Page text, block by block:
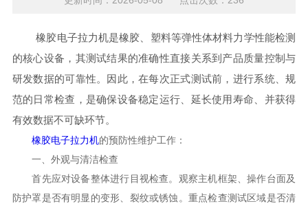
橡胶电子拉力机是橡胶、塑料等弹性体材料力学性能检测
的核心设备，其测试结果的准确性直接关系到产品质量控制与
研发数据的可靠性。因此，在每次正式测试前，进行系统、规
范的日常检查，是确保设备稳定运行、延长使用寿命、并获得
有效数据不可缺环节。
橡胶电子拉力机的预防性维护工作：
一、外观与清洁检查
首先应对设备整体进行目视检查。观察主机框架、操作台面及
防护罩是否有明显的变形、裂纹或锈蚀。重点检查测试区域是否清